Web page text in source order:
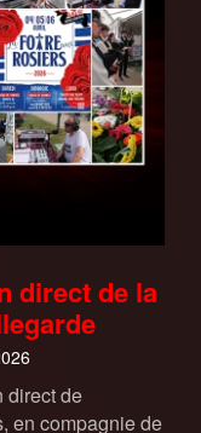
direct de la
direct de
en compagnie de